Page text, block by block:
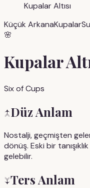
Kupalar Altısı
Küçük ArkanaKupalarSu
🌸
Kupalar
Six of Cups
↑Düz Anlam
Nostalji, geçmişten
dönüş. Eski bir
gelebilir.
↓Ters Anlam